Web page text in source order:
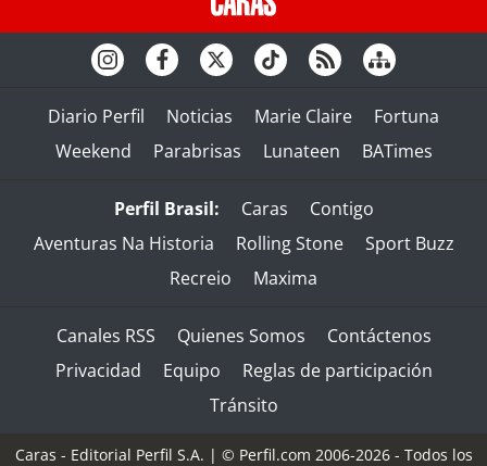
Diario Perfil Noticias Marie Claire
Fortuna
Weekend
Parabrisas Lunateen BATimes
Perfil Brasil: Caras
Contigo
Aventuras Na Historia
Rolling Stone
Sport Buzz
Recreio
Maxima
Canales RSS Quienes Somos
Contáctenos
Privacidad
Equipo
Reglas de participación
Tránsito
Caras - Editorial Perfil S.A. | © Perfil.com 2006-2026 - Todos los